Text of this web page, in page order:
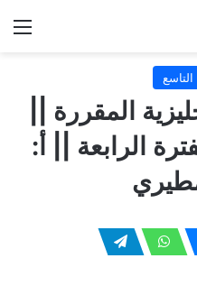
المقررة ||
الرابعة || أ: